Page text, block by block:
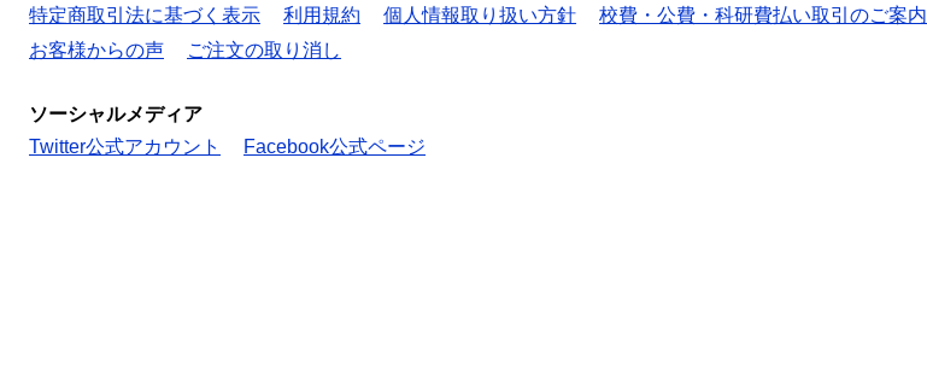
特定商取引法に基づく表示
利用規約 個人情報取り扱い方針 校費・公費・科研費払い取引のご案内
お客様からの声
ご注文の取り消し
ソーシャルメディア
Twitter公式アカウント
Facebook公式ページ